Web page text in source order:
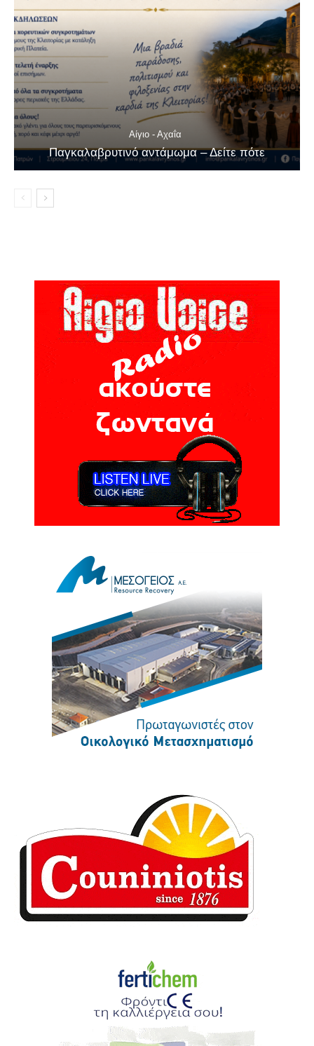
Αίγιο - Αχαΐα
Παγκαλαβρυτινό αντάμωμα – Δείτε πότε